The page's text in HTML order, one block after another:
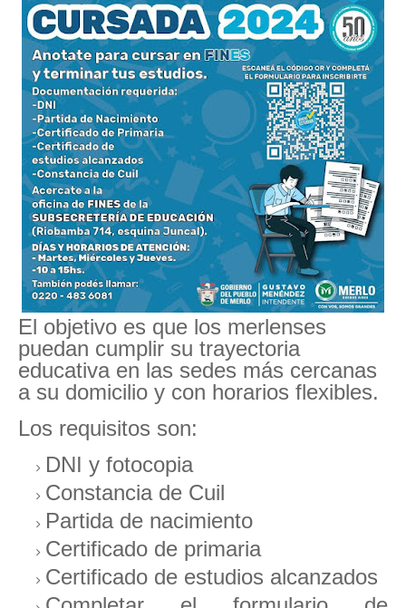
El objetivo es que los merlenses
puedan cumplir su trayectoria
educativa en las sedes más cercanas
a su domicilio y con horarios flexibles.
Los requisitos son:
DNI y fotocopia
Constancia de Cuil
Partida de nacimiento
Certificado de primaria
Certificado de estudios alcanzados